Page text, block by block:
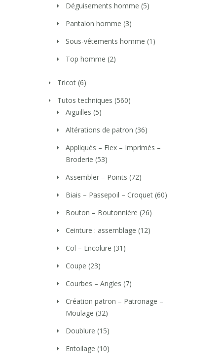
Déguisements homme (5)
Pantalon homme (3)
Sous-vêtements homme (1)
Top homme (2)
Tricot (6)
Tutos techniques (560)
Aiguilles (5)
Altérations de patron (36)
Appliqués – Flex – Imprimés –
Broderie (53)
Assembler – Points (72)
Biais – Passepoil – Croquet (60)
Bouton – Boutonnière (26)
Ceinture : assemblage (12)
Col – Encolure (31)
Coupe (23)
Courbes – Angles (7)
Création patron – Patronage –
Moulage (32)
Doublure (15)
Entoilage (10)